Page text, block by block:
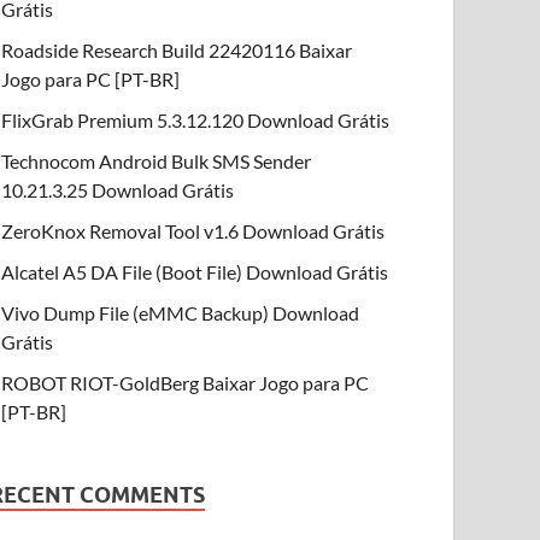
Grátis
Roadside Research Build 22420116 Baixar
Jogo para PC [PT-BR]
FlixGrab Premium 5.3.12.120 Download Grátis
Technocom Android Bulk SMS Sender
10.21.3.25 Download Grátis
ZeroKnox Removal Tool v1.6 Download Grátis
Alcatel A5 DA File (Boot File) Download Grátis
Vivo Dump File (eMMC Backup) Download
Grátis
ROBOT RIOT-GoldBerg Baixar Jogo para PC
[PT-BR]
COMMENTS